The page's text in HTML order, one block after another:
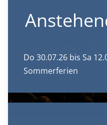
Do 30.07.26 bis Sa
Sommerferien